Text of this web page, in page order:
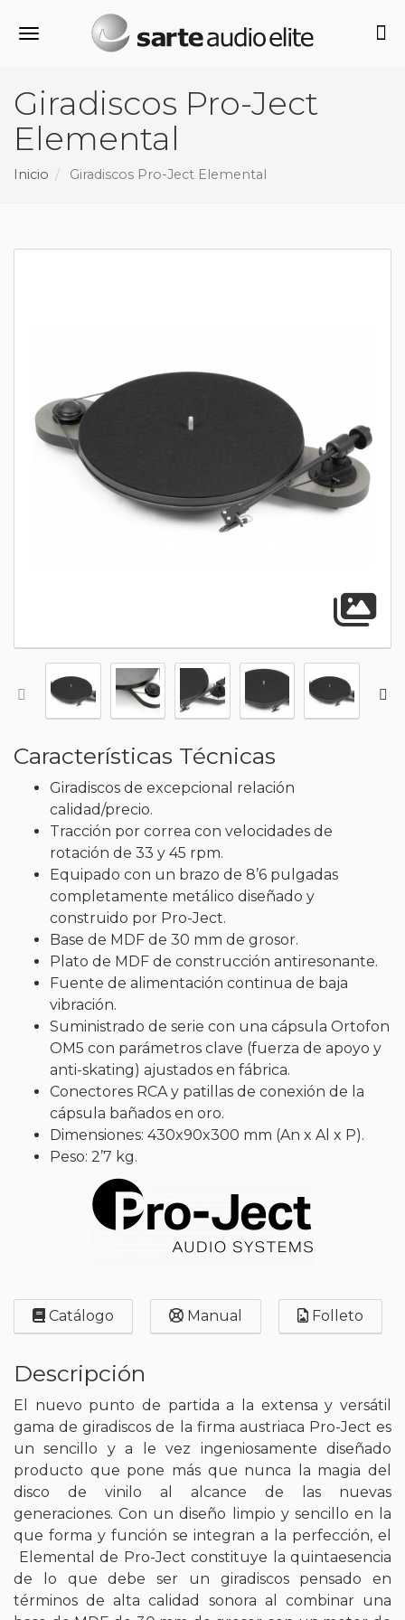
Alternar navegación
Giradiscos Pro-Ject
Elemental
Inicio Giradiscos Pro-Ject Elemental
Características Técnicas
Giradiscos de excepcional relación
calidad/precio.
Tracción por correa con velocidades de
rotación de 33 y 45 rpm.
Equipado con un brazo de 8’6 pulgadas
completamente metálico diseñado y
construido por Pro-Ject.
Base de MDF de 30 mm de grosor.
Plato de MDF de construcción antiresonante.
Fuente de alimentación continua de baja
vibración.
Suministrado de serie con una cápsula Ortofon
OM5 con parámetros clave (fuerza de apoyo y
anti-skating) ajustados en fábrica.
Conectores RCA y patillas de conexión de la
cápsula bañados en oro.
Dimensiones: 430x90x300 mm (An x Al x P).
Peso: 2’7 kg.
Catálogo Manual Folleto
Descripción
El nuevo punto de partida a la extensa y versátil
gama de giradiscos de la firma austriaca Pro-Ject es
un sencillo y a le vez ingeniosamente diseñado
producto que pone más que nunca la magia del
disco de vinilo al alcance de las nuevas
generaciones. Con un diseño limpio y sencillo en la
que forma y función se integran a la perfección, el
Elemental de Pro-Ject constituye la quintaesencia
de lo que debe ser un giradiscos pensado en
términos de alta calidad sonora al combinar una